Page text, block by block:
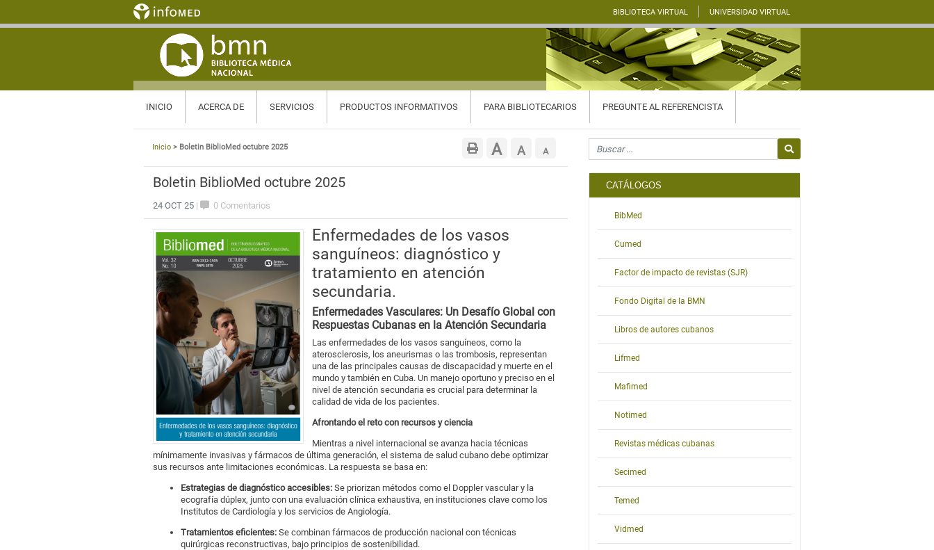
BIBLIOTECA VIRTUAL UNIVERSIDAD VIRTUAL
INICIO ACERCA DE SERVICIOS PRODUCTOS INFORMATIVOS PARA BIBLIOTECARIOS PREGUNTE AL REFERENCISTA
Inicio > Boletin BiblioMed octubre 2025 AReducir
ARestablecer
AAumentar
tamaño
fuente.
Boletin BiblioMed octubre 2025
24 OCT 25 | 0 Comentarios
Enfermedades de los vasos
sanguíneos: diagnóstico y
tratamiento en atención
secundaria.
Enfermedades Vasculares: Un Desafío Global con
Respuestas Cubanas en la Atención Secundaria
Las enfermedades de los vasos sanguíneos, como la
aterosclerosis, los aneurismas o las trombosis, representan
una de las principales causas de discapacidad y muerte en el
mundo y también en Cuba. Un manejo oportuno y preciso en el
nivel de atención secundaria es crucial para determinar la
calidad de vida de los pacientes.
Afrontando el reto con recursos y ciencia
Mientras a nivel internacional se avanza hacia técnicas
mínimamente invasivas y fármacos de última generación, el sistema de salud cubano debe optimizar
sus recursos ante limitaciones económicas. La respuesta se basa en:
Estrategias de diagnóstico accesibles: Se priorizan métodos como el Doppler vascular y la
ecografía dúplex, junto con una evaluación clínica exhaustiva, en instituciones clave como los
Institutos de Cardiología y los servicios de Angiología.
Tratamientos eficientes: Se combinan fármacos de producción nacional con técnicas
quirúrgicas reconstructivas, bajo principios de sostenibilidad.
Search for
CATÁLOGOS
BibMed
Cumed
Factor de impacto de revistas (SJR)
Fondo Digital de la BMN
Libros de autores cubanos
Lifmed
Mafimed
Notimed
Revistas médicas cubanas
Secimed
Temed
Vidmed